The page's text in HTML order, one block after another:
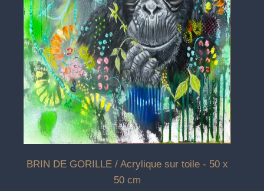
BRIN DE GORILLE / Acrylique sur toile - 50 x
50 cm